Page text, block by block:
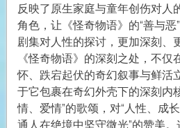
反映了原生家庭与童年创伤对人
角色，让《怪奇物语》的“善与
剧集对人性的探讨，更加深刻、
《怪奇物语》的深刻之处，不仅
怀、跌宕起伏的奇幻叙事与鲜活
于它包裹在奇幻外壳下的深刻内
情、爱情”的歌颂，对“人性、成
通人在绝境中坚守微光”的赞美